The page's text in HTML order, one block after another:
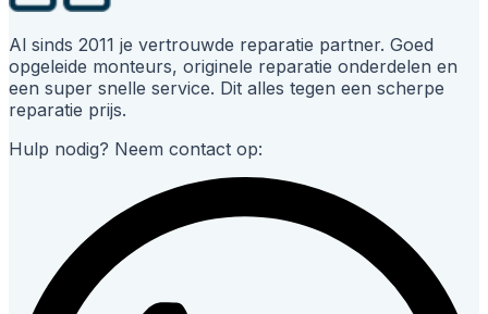
Al sinds 2011 je vertrouwde reparatie partner. Goed
opgeleide monteurs, originele reparatie onderdelen en
een super snelle service. Dit alles tegen een scherpe
reparatie prijs.
Hulp nodig? Neem contact op: